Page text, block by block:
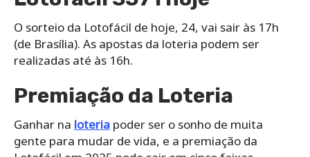
O sorteio da Lotofácil de hoje, 24, vai sair às 17h
(de Brasília). As apostas da loteria podem ser
realizadas até às 16h.
Premiação da Loteria
Ganhar na loteria poder ser o sonho de muita
gente para mudar de vida, e a premiação da